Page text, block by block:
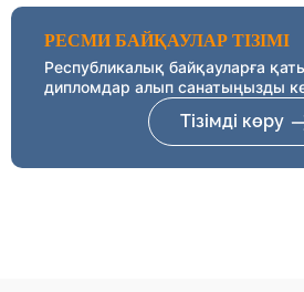
РЕСМИ БАЙҚАУЛАР ТІЗІМІ
Республикалық байқауларға
дипломдар алып санатыңызды
Тізімді көру